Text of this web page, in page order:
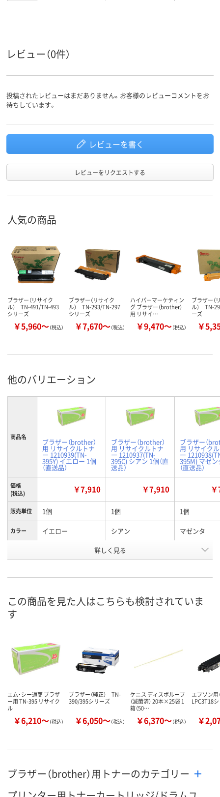
レビュー（0件）
投稿されたレビューはまだありません。お客様のレビューコメントをお
待ちしています。
レビューを書く
レビューをリクエストする
人気の商品
ブラザー（リサイク
ル） TN-491/TN-493
シリーズ
￥5,960～（税込）
ブラザー（リサイク
ル） TN-293/TN-297
シリーズ
￥7,670～（税込）
ハイパーマーケティン
グ ブラザー（brother）
用 リサイ…
￥9,470～（税込）
ブラザー（
ル） TN-
ーズ
￥
他のバリエーション
商品名
ブラザー（brother）
用 リサイクルトナ
ー 1210939(TN-
395Y) イエロー 1個
（直送品）
ブラザー（brother）
用 リサイクルトナ
ー 1210937(TN-
395C) シアン 1個（直
送品）
ブラザー（
用 リサイク
ー
395M) マゼン
（直送品）
価格
(税込)
￥7,910 ￥7,910
販売単位 1個 1個 1個
カラー イエロー シアン マゼンタ
P287113 P287114
詳しく見る
この商品を見た人はこちらも検討されていま
す
エム・シー通商 ブラザ
ー用 TN-395 リサイク
ル
￥6,210～（税込）
ブラザー（純正） TN-
390/395シリーズ
￥6,050～（税込）
ケニス ディスポループ
（滅菌済） 20本×25袋 1
箱（50…
￥6,370～（税込）
エプソン用
LPC3T18
￥
ブラザー（brother）用トナーのカテゴリー